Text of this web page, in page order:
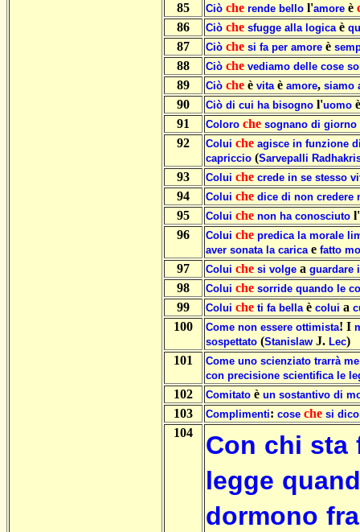
85
Ciò che rende bello l'amore è
86
Ciò che sfugge alla logica è
87 Ciò che si fa per amore è
88 Ciò che vediamo delle cose
89 Ciò che è vita è amore, siamo
90 Ciò di cui ha bisogno l'uomo
91
Coloro che sognano di giorno
92 Colui che agisce in funzione
capriccio (Sarvepalli
93 Colui che crede in se stesso
94 Colui che dice di non credere
95 Colui che non ha conosciuto l'
96
Colui che predica la morale
aver sonata la carica e fatto
97 Colui che si volge a guardare
98 Colui che sorride quando le
99 Colui che ti fa bella è colui a
100 Come non essere ottimista! I
sospettato (Stanislaw J. Lec)
101
Come uno scienziato trarrà
con precisione scientifica le
102 Comitato è un sostantivo di
103 Complimenti: cose che si
104 Con chi sta
legge
dormono fra